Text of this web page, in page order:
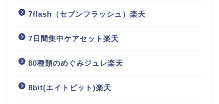
7flash（セブンフラッシュ）楽天
7日間集中ケアセット楽天
80種類のめぐみジュレ楽天
8bit(エイトビット)楽天